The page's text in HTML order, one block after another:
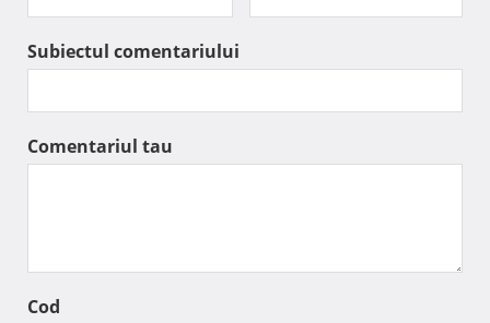
Subiectul comentariului
Comentariul tau
Cod